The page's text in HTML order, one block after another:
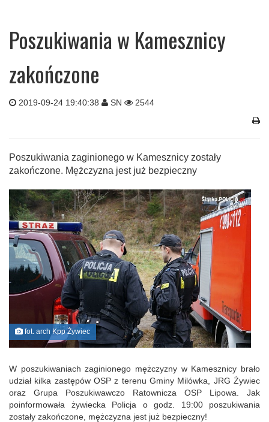
Poszukiwania w Kamesznicy
zakończone
2019-09-24 19:40:38 SN 2544
Poszukiwania zaginionego w Kamesznicy zostały
zakończone. Mężczyzna jest już bezpieczny
fot. arch Kpp Żywiec
W poszukiwaniach zaginionego mężczyzny w Kamesznicy brało
udział kilka zastępów OSP z terenu Gminy Milówka, JRG Żywiec
oraz Grupa Poszukiwawczo Ratownicza OSP Lipowa. Jak
poinformowała żywiecka Policja o godz. 19:00 poszukiwania
zostały zakończone, mężczyzna jest już bezpieczny!